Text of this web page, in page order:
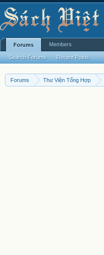
Forums Thư Viện Tổng Hợp
Forums
Search Forums Recent Posts
Members